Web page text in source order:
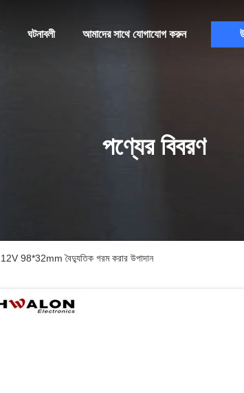
ঘটনাবলী আমাদের সাথে যোগাযোগ করুন
পণ্যের বিবরণ
98*32mm বৈদ্যুতিক গরম করার উপাদান